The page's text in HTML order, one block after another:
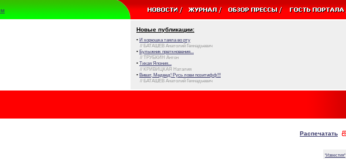
Новые публикации:
• И корюшка таяла во рту
// БАТАШЕВ Анатолий Геннадьевич
• Булыжник преткновения...
// ТРУБКИН Антон
• Тихая Япония...
// КРИВИЦКАЯ Наталия
• Виват, Медвед! Русь лови позитифф!!!
// БАТАШЕВ Анатолий Геннадьевич
Распечатать
"Известия"